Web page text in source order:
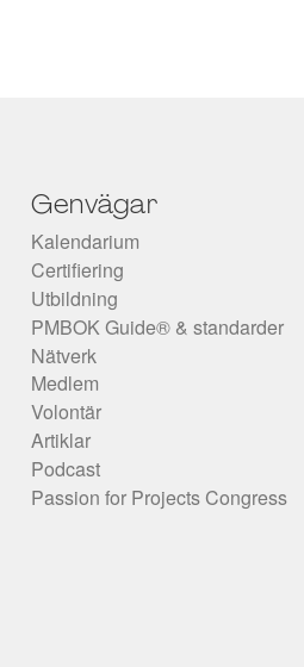
Genvägar
Kalendarium
Certifiering
Utbildning
PMBOK Guide® & standarder
Nätverk
Medlem
Volontär
Artiklar
Podcast
Passion for Projects Congress